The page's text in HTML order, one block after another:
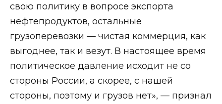
свою политику в вопросе экспорта
нефтепродуктов, остальные
грузоперевозки — чистая коммерция, как
выгоднее, так и везут. В настоящее время
политическое давление исходит не со
стороны России, а скорее, с нашей
стороны, поэтому и грузов нет», — признал